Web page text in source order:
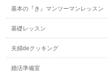
基本の『き』マンツーマンレッスン
基礎レッスン
夫婦deクッキング
婚活準備室